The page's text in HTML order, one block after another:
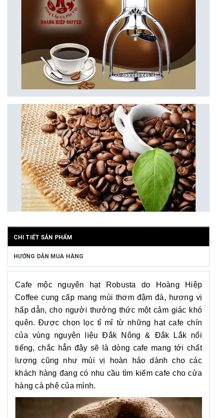
CHI TIẾT SẢN PHẨM
HƯỚNG DẪN MUA HÀNG
Cafe mộc nguyên hạt Robusta do Hoàng Hiệp
Coffee cung cấp mang mùi thơm đậm đà, hương vị
hấp dẫn, cho người thưởng thức một cảm giác khó
quên. Được chọn lọc tỉ mỉ từ những hạt cafe chín
của vùng nguyên liệu Đắk Nông & Đắk Lắk nổi
tiếng, chắc hẳn đây sẽ là dòng cafe mang tới chất
lượng cũng như mùi vị hoàn hảo dành cho các
khách hàng đang có nhu cầu tìm kiếm cafe cho cửa
hàng cà phê của mình.